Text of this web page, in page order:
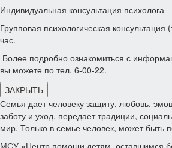
Индивидуальная консультация психолога
Групповая психологическая консультация
час.
Более подробно ознакомиться с
вы можете по тел. 6-00-22.
ЗАКРЫТЬ
Семья дает человеку защиту, любовь,
заботу и уход, передает традиции,
мир. Только в семье человек, может быть
МСУ «Центр помощи детям, оставшимся